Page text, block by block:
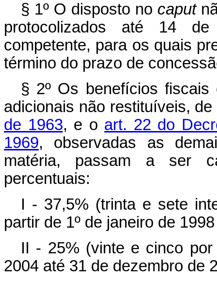
§ 1º O disposto no caput
protocolizados até 14
competente, para os quais
término do prazo de
§ 2º Os benefícios
adicionais não restituíveis,
de 1963, e o art. 22 do
1969, observadas as
matéria, passam a ser
percentuais:
I - 37,5% (trinta e sete
partir de 1º de janeiro de
II - 25% (vinte e cinco
2004 até 31 de dezembro de